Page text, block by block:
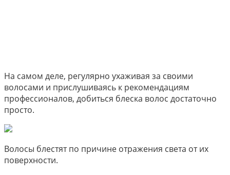
На самом деле, регулярно ухаживая за своими
волосами и прислушиваясь к рекомендациям
профессионалов, добиться блеска волос достаточно
просто.
Волосы блестят по причине отражения света от их
поверхности.